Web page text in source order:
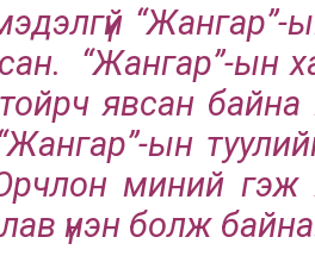
“Жангар”-ын
явсан байна
ын
миний гэж
үнэн болж